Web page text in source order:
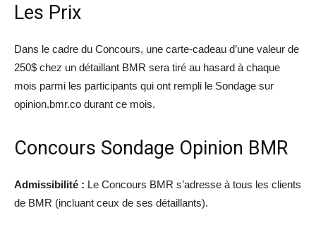
Les Prix
Dans le cadre du Concours, une carte-cadeau d’une valeur de
250$ chez un détaillant BMR sera tiré au hasard à chaque
mois parmi les participants qui ont rempli le Sondage sur
opinion.bmr.co durant ce mois.
Concours Sondage Opinion BMR
Admissibilité : Le Concours BMR s’adresse à tous les clients
de BMR (incluant ceux de ses détaillants).